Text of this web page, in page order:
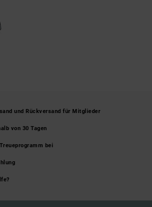
und Rückversand für Mitglieder
von 30 Tagen
bei